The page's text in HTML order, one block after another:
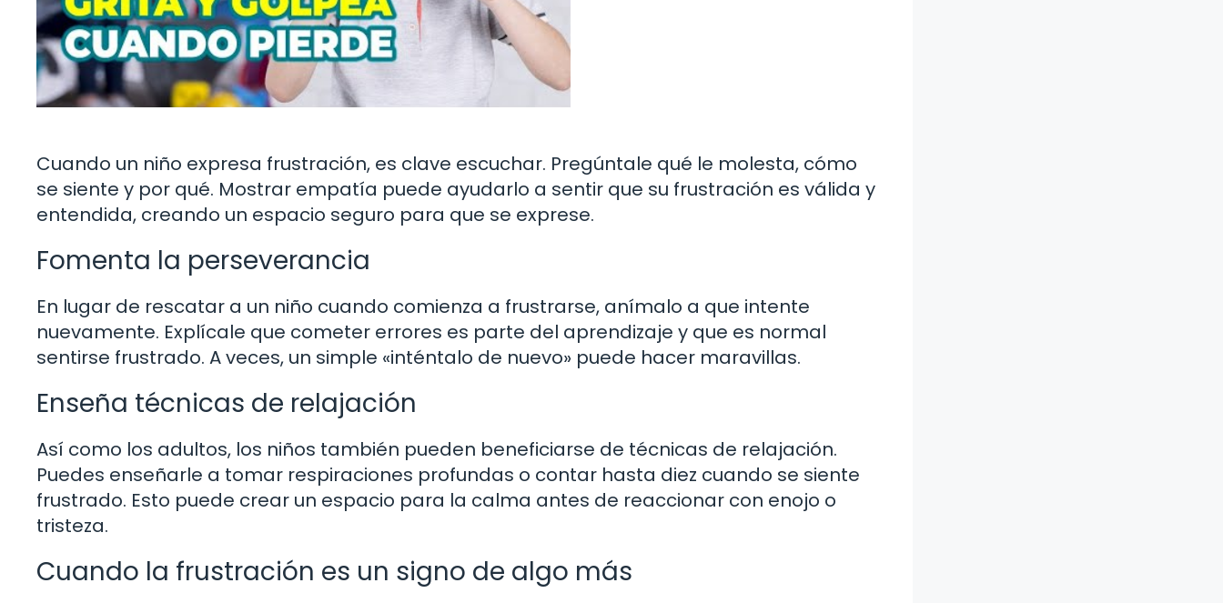
Cuando un niño expresa frustración, es clave escuchar. Pregúntale qué le molesta, cómo
se siente y por qué. Mostrar empatía puede ayudarlo a sentir que su frustración es válida y
entendida, creando un espacio seguro para que se exprese.
Fomenta la perseverancia
En lugar de rescatar a un niño cuando comienza a frustrarse, anímalo a que intente
nuevamente. Explícale que cometer errores es parte del aprendizaje y que es normal
sentirse frustrado. A veces, un simple «inténtalo de nuevo» puede hacer maravillas.
Enseña técnicas de relajación
Así como los adultos, los niños también pueden beneficiarse de técnicas de relajación.
Puedes enseñarle a tomar respiraciones profundas o contar hasta diez cuando se siente
frustrado. Esto puede crear un espacio para la calma antes de reaccionar con enojo o
tristeza.
Cuando la frustración es un signo de algo más